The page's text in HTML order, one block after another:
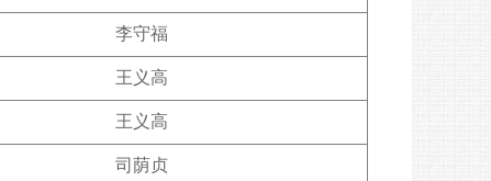
李守福
王义高
王义高
司荫贞